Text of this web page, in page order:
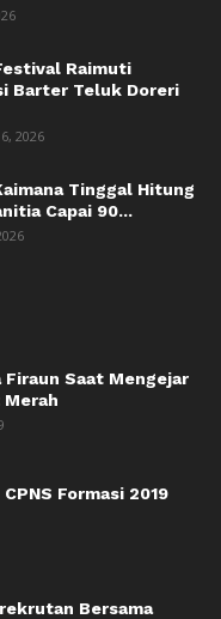
Raimuti
Barter Teluk Doreri
2026
Tinggal Hitung
Capai 90...
Firaun Saat Mengejar
Merah
Formasi 2019
Bersama